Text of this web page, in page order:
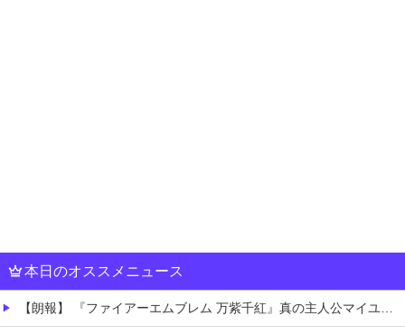
本日のオススメニュース
【朗報】 『ファイアーエムブレム 万紫千紅』真の主人公マイユニはキャラメイクが可能